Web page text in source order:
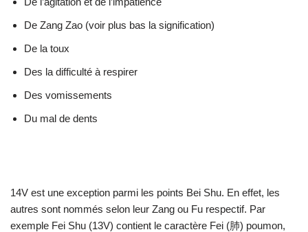
De Zang Zao (voir plus bas la signification)
De la toux
Des la difficulté à respirer
Des vomissements
Du mal de dents
14V est une exception parmi les points Bei Shu. En effet, les
autres sont nommés selon leur Zang ou Fu respectif. Par
exemple Fei Shu (13V) contient le caractère Fei (肺) poumon,